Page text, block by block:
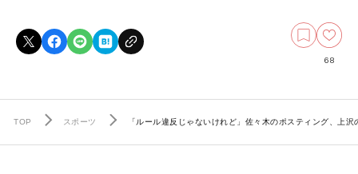
68
TOP スポーツ 「ルール違反じゃないけれど」佐々木のポスティング、上